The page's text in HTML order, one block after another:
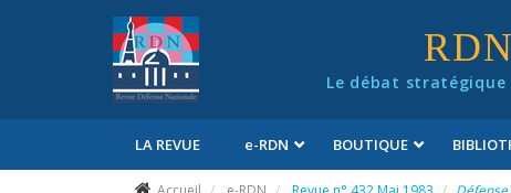
RDN
Le débat stratégique
LA REVUE e-RDN BOUTIQUE